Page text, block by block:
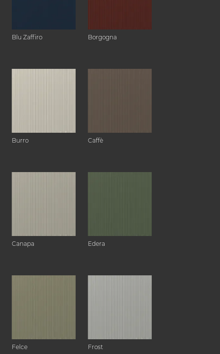
Blu Zaffiro Borgogna
Burro Caffè
Canapa Edera
Felce Frost